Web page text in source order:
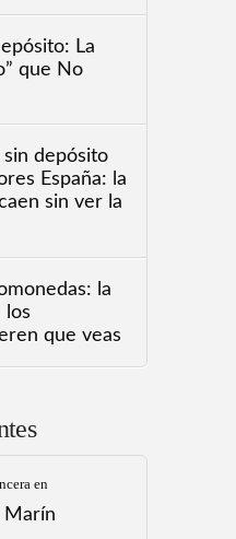
La
que No
depósito
España: la
sin ver la
la
los
que veas
en
Marín